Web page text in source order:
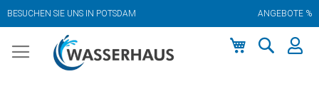
BESUCHEN SIE UNS IN POTSDAM ANGEBOTE %
Inhalt